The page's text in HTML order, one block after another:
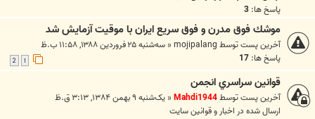
پاسخ ها: 3
موشك فوق مدرن و فوق سريع ايران با موقيت آزمايش شد
آخرین پست توسطmojipalang
« سه‌شنبه ۲۵ فروردین ۱۳۸۸, ۱۱:۵۸ ب.ظ
پاسخ ها: 17
قوانين سراسري انجمن
آخرین پست توسطMahdi1944
« یک‌شنبه ۹ بهمن ۱۳۸۴, ۳:۱۳ ق.ظ
ارسال شده در اخبار و قوانين سايت